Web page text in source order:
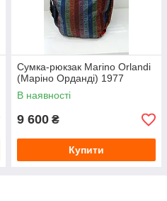
Сумка-рюкзак Marino Orlandi
(Маріно Орданді) 1977
В наявності
9 600 ₴
Купити